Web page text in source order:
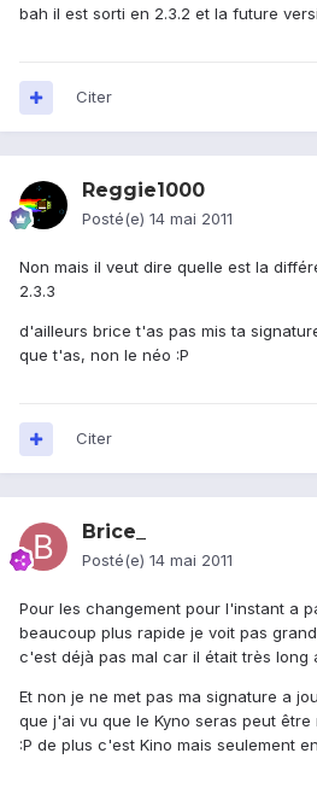
bah il est sorti en 2.3.2 et la future
Citer
Reggie1000
Posté(e) 14 mai 2011
Non mais il veut dire quelle est la
2.3.3
d'ailleurs brice t'as pas mis ta
que t'as, non le néo :P
Citer
Brice_
Posté(e) 14 mai 2011
Pour les changement pour l'instant a
beaucoup plus rapide je voit pas
c'est déjà pas mal car il était très long
Et non je ne met pas ma signature a
que j'ai vu que le Kyno seras peut
:P de plus c'est Kino mais seulement